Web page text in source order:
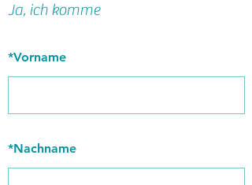
Ja, ich komme
*Vorname
*Nachname